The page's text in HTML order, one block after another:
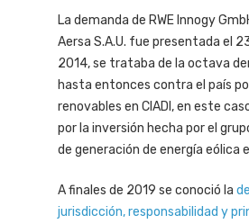
La demanda de RWE Innogy
Aersa S.A.U. fue presentada el
2014, se trataba de la octava
hasta entonces contra el país
renovables en CIADI, en este
por la inversión hecha por el
de generación de energía eólica
A finales de 2019 se conoció la
jurisdicción, responsabilidad y